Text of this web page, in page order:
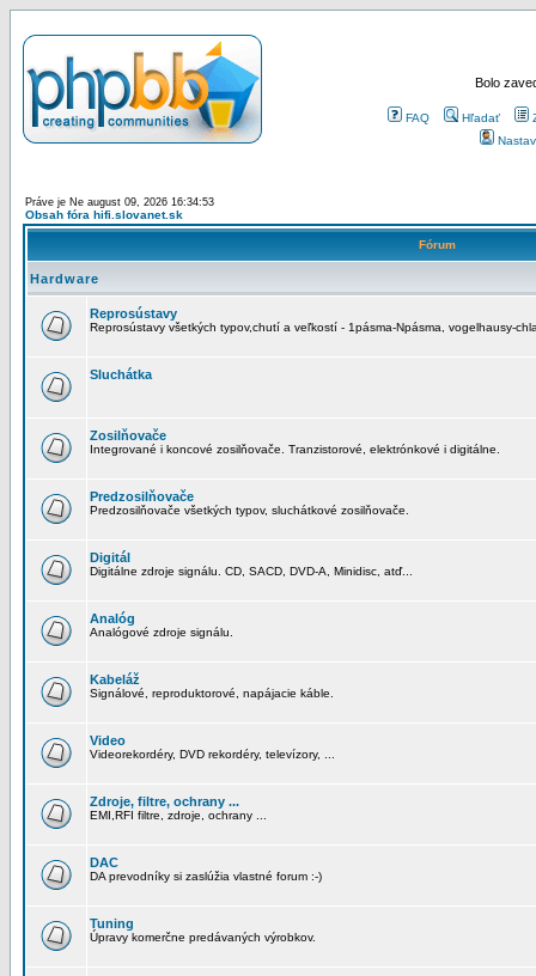
Bolo
FAQ Hľadať
Práve je Ne august 09, 2026 16:34:53
Obsah fóra hifi.slovanet.sk
Fórum
Hardware
Reprosústavy
Reprosústavy všetkých typov,chutí a veľkostí - 1pásma-Npásma, vogelhausy-
Sluchátka
Zosilňovače
Integrované i koncové zosilňovače. Tranzistorové, elektrónkové i digitálne.
Predzosilňovače
Predzosilňovače všetkých typov, sluchátkové zosilňovače.
Digitál
Digitálne zdroje signálu. CD, SACD, DVD-A, Minidisc, atď...
Analóg
Analógové zdroje signálu.
Kabeláž
Signálové, reproduktorové, napájacie káble.
Video
Videorekordéry, DVD rekordéry, televízory, ...
Zdroje, filtre, ochrany ...
EMI,RFI filtre, zdroje, ochrany ...
DAC
DA prevodníky si zaslúžia vlastné forum :-)
Tuning
Úpravy komerčne predávaných výrobkov.